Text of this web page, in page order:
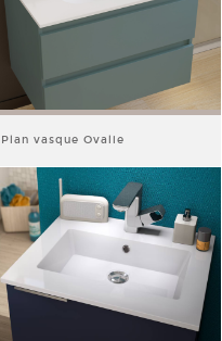
Plan vasque Ovalie